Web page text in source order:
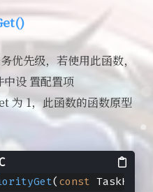
优先级，若使用此函数，
设 置配置项
为 1，此函数的函数原型
( const